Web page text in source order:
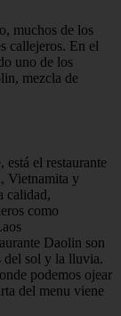
muchos de los
callejeros. En el
uno de los
mezcla de
está el restaurante
Vietnamita y
calidad,
como
Daolin son
del sol y la lluvia.
podemos ojear
del menu viene